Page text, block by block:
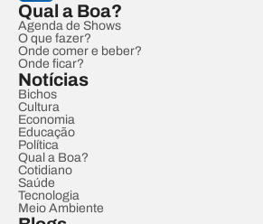
Qual a Boa?
Agenda de Shows
O que fazer?
Onde comer e beber?
Onde ficar?
Notícias
Bichos
Cultura
Economia
Educação
Política
Qual a Boa?
Cotidiano
Saúde
Tecnologia
Meio Ambiente